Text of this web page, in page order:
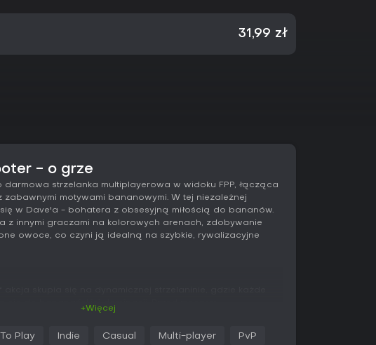
31,99 zł
- o grze
darmowa strzelanka multiplayerowa w widoku FPP, łącząca
motywami bananowymi. W tej niezależnej
w Dave'a - bohatera z obsesyjną miłością do bananów.
z innymi graczami na kolorowych arenach, zdobywanie
owoce, co czyni ją idealną na szybkie, rywalizacyjne
wybierając broń palną lub noże, by skutecznie
grapple hook czy rocket jump umożliwiają zwinne
+Więcej
Play Indie Casual Multi-player PvP